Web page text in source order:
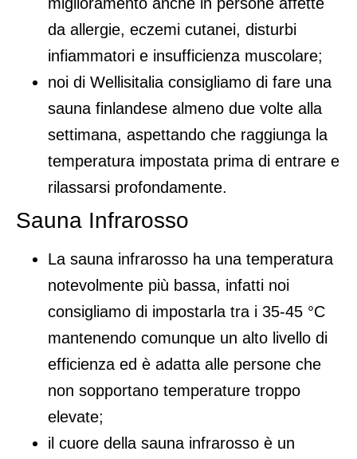
da allergie, eczemi cutanei, disturbi
infiammatori e insufficienza muscolare;
noi di Wellisitalia consigliamo di fare una
sauna finlandese almeno due volte alla
settimana, aspettando che raggiunga la
temperatura impostata prima di entrare e
rilassarsi profondamente.
Sauna Infrarosso
La sauna infrarosso ha una temperatura
notevolmente più bassa, infatti noi
consigliamo di impostarla tra i 35-45 °C
mantenendo comunque un alto livello di
efficienza ed è adatta alle persone che
non sopportano temperature troppo
elevate;
il cuore della sauna infrarosso è un